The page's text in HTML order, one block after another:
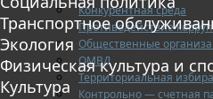
Конкурентная среда
Противодействие
Общественные
ОМВД
Территориальная
Контрольно — счетная
Транспортное
Экология
Физическая культура и
Культура